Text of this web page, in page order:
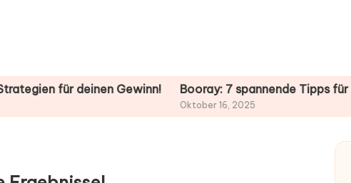
für deinen Gewinn! Booray: 7 spannende Tipps für dein
Oktober 16, 2025